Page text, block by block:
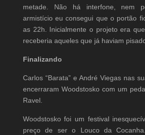
metade. Não há interfone, nem
armistício eu consegui que o portão
as 22h. Inicialmente o projeto era
receberia aqueles que já haviam
Finalizando
Carlos “Barata” e André Viegas nas
encerraram Woodstosko com um
Ravel.
Woodstosko foi um festival
preço de ser o Louco da